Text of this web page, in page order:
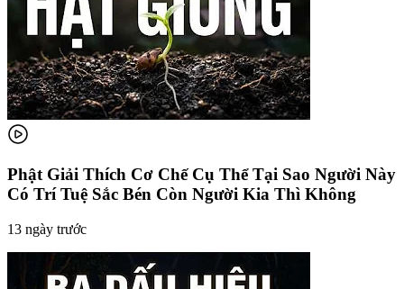
Phật Giải Thích Cơ Chế Cụ Thể Tại Sao Người Này
Có Trí Tuệ Sắc Bén Còn Người Kia Thì Không
13 ngày trước